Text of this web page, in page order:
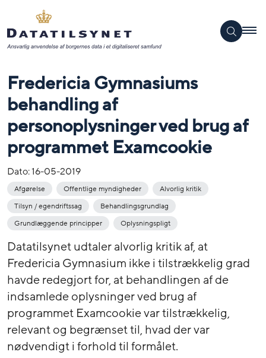
Fredericia Gymnasiums
behandling af
personoplysninger ved brug af
programmet Examcookie
Dato:16-05-2019
Afgørelse Offentlige myndigheder
Alvorlig kritik
Tilsyn / egendriftssag
Behandlingsgrundlag
Grundlæggende principper
Oplysningspligt
Datatilsynet udtaler alvorlig kritik af, at
Fredericia Gymnasium ikke i tilstrækkelig grad
havde redegjort for, at behandlingen af de
indsamlede oplysninger ved brug af
programmet Examcookie var tilstrækkelig,
relevant og begrænset til, hvad der var
nødvendigt i forhold til formålet.